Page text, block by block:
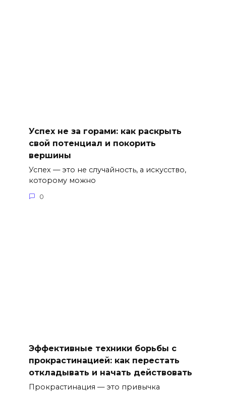
Успех не за горами: как раскрыть
свой потенциал и покорить
вершины
Успех — это не случайность, а искусство,
которому можно
0
Эффективные техники борьбы с
прокрастинацией: как перестать
откладывать и начать действовать
Прокрастинация — это привычка